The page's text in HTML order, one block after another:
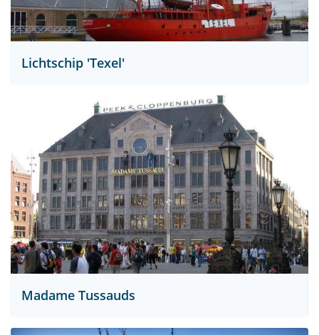
Lichtschip 'Texel'
Madame Tussauds